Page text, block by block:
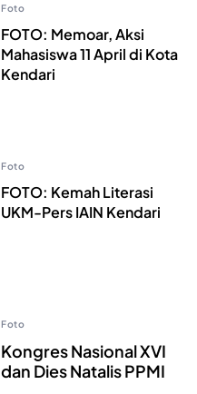
Foto
FOTO: Memoar, Aksi
Mahasiswa 11 April di Kota
Kendari
Foto
FOTO: Kemah Literasi
UKM-Pers IAIN Kendari
Foto
Kongres Nasional XVI
dan Dies Natalis PPMI